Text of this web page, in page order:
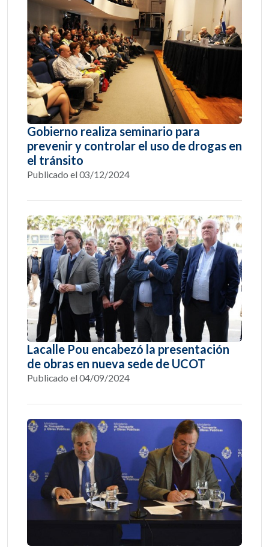
Gobierno realiza seminario para
prevenir y controlar el uso de drogas en
el tránsito
Publicado el 03/12/2024
Lacalle Pou encabezó la presentación
de obras en nueva sede de UCOT
Publicado el 04/09/2024